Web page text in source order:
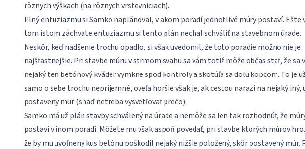
rôznych výškach (na rôznych vrstevniciach).
Plný entuziazmu si Samko naplánoval, v akom poradí jednotlivé múry postaví. Ešte
tom istom záchvate entuziazmu si tento plán nechal schváliť na stavebnom úrade.
Neskôr, keď nadšenie trochu opadlo, si však uvedomil, že toto poradie možno nie je
najšťastnejšie. Pri stavbe múru v strmom svahu sa vám totiž môže občas stať, že sa
nejaký ten betónový kváder vymkne spod kontroly a skotúľa sa dolu kopcom. To je
samo o sebe trochu nepríjemné, oveľa horšie však je, ak cestou narazí na nejaký iný,
postavený múr (snáď netreba vysvetľovať prečo).
Samko má už plán stavby schválený na úrade a nemôže sa len tak rozhodnúť, že
postaví v inom poradí. Môžete mu však aspoň povedať, pri stavbe ktorých múrov
že by mu uvoľnený kus betónu poškodil nejaký nižšie položený, skôr postavený múr.